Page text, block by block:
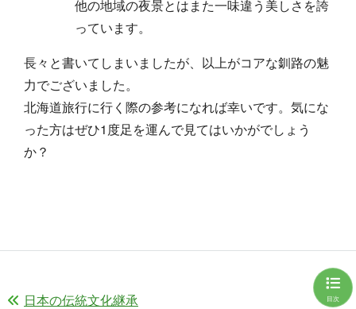
他の地域の夜景とはまた一味違う美しさを誇
っています。
長々と書いてしまいましたが、以上がコアな釧路の魅
力でございました。
北海道旅行に行く際の参考になれば幸いです。気にな
った方はぜひ1度足を運んで見てはいかがでしょう
か？
日本の伝統文化継承 目次